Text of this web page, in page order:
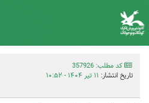
کد مطلب: 357926
تاریخ انتشار: ۱۱ تیر ۱۴۰۴ - ۱۰:۵۲